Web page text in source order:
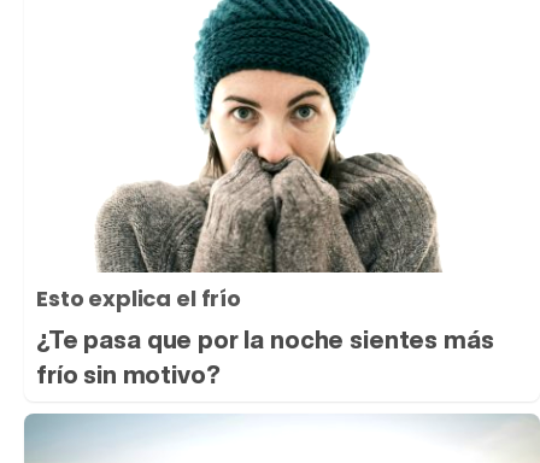
Esto explica el frío
¿Te pasa que por la noche sientes más
frío sin motivo?